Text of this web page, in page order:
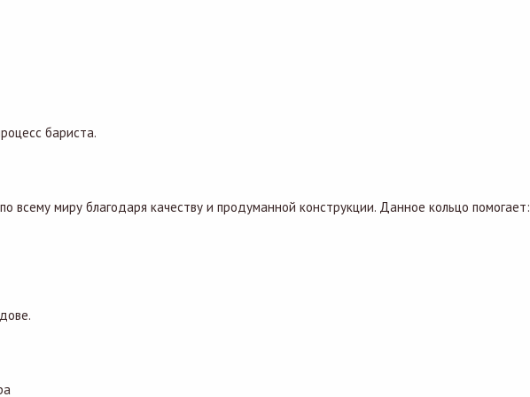
бариста.
всему миру благодаря качеству и продуманной конструкции. Данное кольцо помогает: